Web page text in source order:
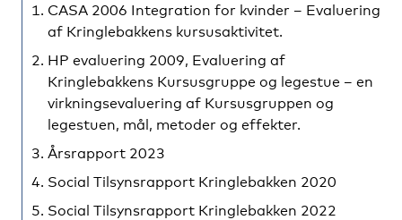
CASA 2006 Integration for kvinder – Evaluering
af Kringlebakkens kursusaktivitet.
HP evaluering 2009, Evaluering af
Kringlebakkens Kursusgruppe og legestue – en
virkningsevaluering af Kursusgruppen og
legestuen, mål, metoder og effekter.
Årsrapport 2023
Social Tilsynsrapport Kringlebakken 2020
Social Tilsynsrapport Kringlebakken 2022